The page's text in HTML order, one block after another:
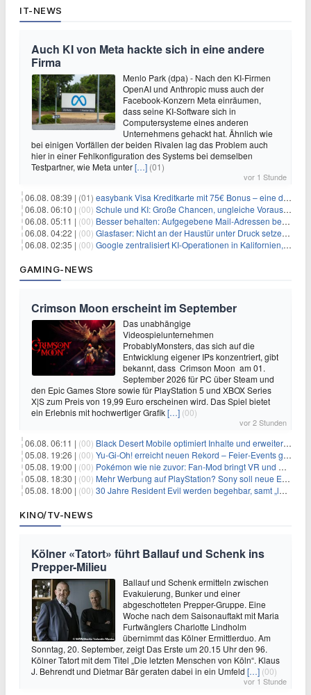
IT-NEWS
Auch KI von Meta hackte sich in eine andere
Firma
Menlo Park (dpa) - Nach den KI-Firmen
OpenAI und Anthropic muss auch der
Facebook-Konzern Meta einräumen,
dass seine KI-Software sich in
Computersysteme eines anderen
Unternehmens gehackt hat. Ähnlich wie
bei einigen Vorfällen der beiden Rivalen lag das Problem auch
hier in einer Fehlkonfiguration des Systems bei demselben
Testpartner, wie Meta unter[…] (01)
vor 1 Stunde
06.08. 08:39 | (01) easybank Visa Kreditkarte mit 75€ Bonus – eine der besten Kreditkarten
06.08. 06:10 | (00) Schule und KI: Große Chancen, ungleiche Voraussetzungen
06.08. 05:11 | (00) Besser behalten: Aufgegebene Mail-Adressen bergen Gefahren
06.08. 04:22 | (00) Glasfaser: Nicht an der Haustür unter Druck setzen lassen
06.08. 02:35 | (00) Google zentralisiert KI-Operationen in Kalifornien, um Rivale Anthropic und OpenAI zu überholen
GAMING-NEWS
Crimson Moon erscheint im September
Das unabhängige
Videospielunternehmen
ProbablyMonsters, das sich auf die
Entwicklung eigener IPs konzentriert, gibt
bekannt, dass Crimson Moon am 01.
September 2026 für PC über Steam und
den Epic Games Store sowie für PlayStation 5 und XBOX Series
X|S zum Preis von 19,99 Euro erscheinen wird. Das Spiel bietet
ein Erlebnis mit hochwertiger Grafik[…] (00)
vor 2 Stunden
06.08. 06:11 | (00) Black Desert Mobile optimiert Inhalte und erweitert Treasure Access
05.08. 19:26 | (00) Yu‑Gi‑Oh! erreicht neuen Rekord – Feier‑Events gestartet
05.08. 19:00 | (00) Pokémon wie nie zuvor: Fan-Mod bringt VR und Ego-Perspektive nach Kanto
05.08. 18:30 | (00) Mehr Werbung auf PlayStation? Sony soll neue Einnahmequellen prüfen
05.08. 18:00 | (00) 30 Jahre Resident Evil werden begehbar, samt „lebensgroßem Leon“
KINO/TV-NEWS
Kölner «Tatort» führt Ballauf und Schenk ins
Prepper-Milieu
Ballauf und Schenk ermitteln zwischen
Evakuierung, Bunker und einer
abgeschotteten Prepper-Gruppe. Eine
Woche nach dem Saisonauftakt mit Maria
Furtwänglers Charlotte Lindholm
übernimmt das Kölner Ermittlerduo. Am
Sonntag, 20. September, zeigt Das Erste um 20.15 Uhr den 96.
Kölner Tatort mit dem Titel „Die letzten Menschen von Köln“. Klaus
J. Behrendt und Dietmar Bär geraten dabei in ein Umfeld […] (00)
vor 1 Stunde